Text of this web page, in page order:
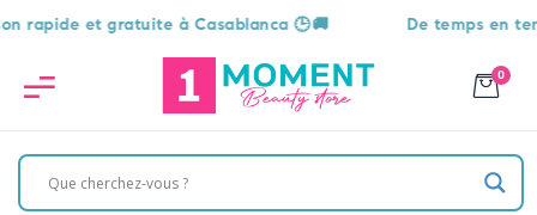
et gratuite à Casablanca 🕒🚚 De temps en
0